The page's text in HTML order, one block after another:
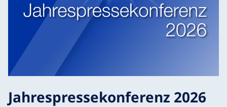
Jahrespressekonferenz 2026